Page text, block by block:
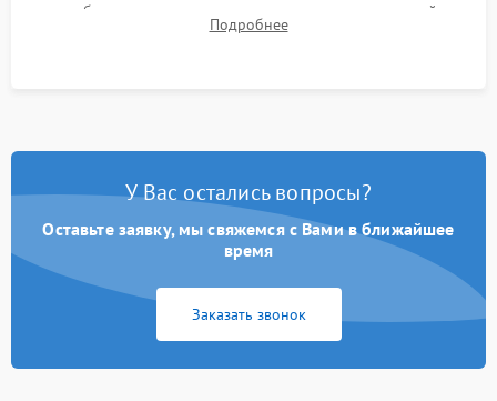
срабатывания термостата при достижении заданной
температуры и тест на отсутствие утечек тока.
Подробнее
У Вас остались вопросы?
Оставьте заявку, мы свяжемся с Вами в ближайшее
время
Заказать звонок